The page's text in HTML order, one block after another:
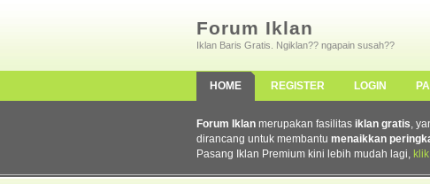
Forum Iklan
Iklan Baris Gratis. Ngiklan?? ngapain susah??
HOME REGISTER LOGIN
Forum Iklan merupakan fasilitas iklan gratis,
dirancang untuk membantu menaikkan
Pasang Iklan Premium kini lebih mudah lagi,